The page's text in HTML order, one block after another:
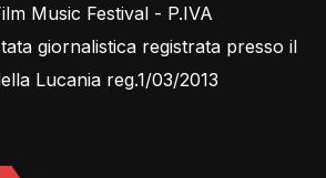
Music Festival - P.IVA
giornalistica registrata presso il
Lucania reg.1/03/2013